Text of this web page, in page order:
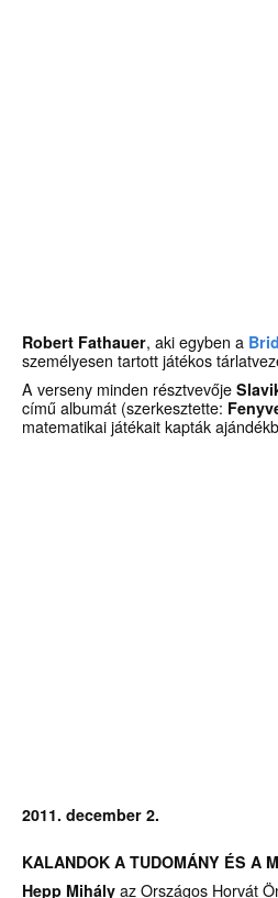
Robert Fathauer, aki egyben a
személyesen tartott játékos
A verseny minden résztvevője
című albumát (szerkesztette:
matematikai játékait kapták
2011. december 2.
KALANDOK A TUDOMÁNY ÉS A
Hepp Mihály az Országos Horvát